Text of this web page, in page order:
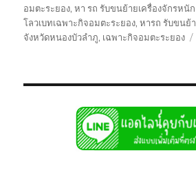
อมตะระยอง,หา รถ รับขนย้ายเครื่องจักรหนั
โลวเบทเฉพาะกิจอมตะระยอง,หารถ รับขนย้
จังหวัดหนองบัวลำภู, เฉพาะกิจอมตะระยอง